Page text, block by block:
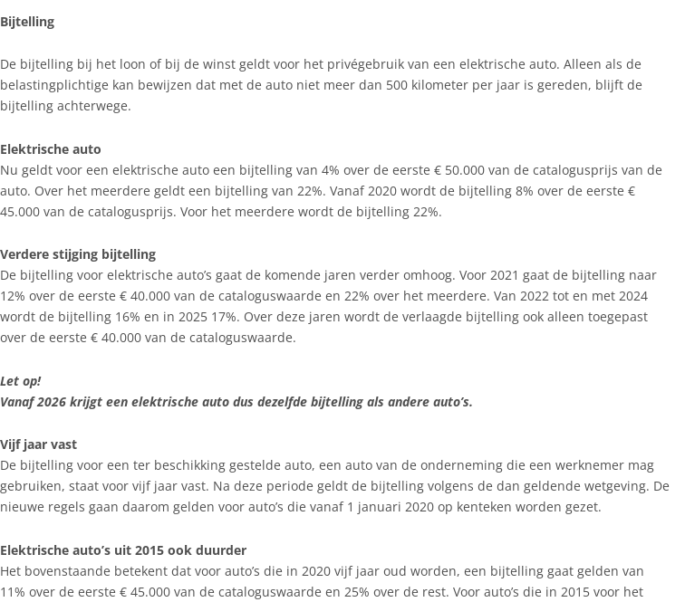
Bijtelling
De bijtelling bij het loon of bij de winst geldt voor het privégebruik van een elektrische auto. Alleen als de
belastingplichtige kan bewijzen dat met de auto niet meer dan 500 kilometer per jaar is gereden, blijft de
bijtelling achterwege.
Elektrische auto
Nu geldt voor een elektrische auto een bijtelling van 4% over de eerste € 50.000 van de catalogusprijs van de
auto. Over het meerdere geldt een bijtelling van 22%. Vanaf 2020 wordt de bijtelling 8% over de eerste €
45.000 van de catalogusprijs. Voor het meerdere wordt de bijtelling 22%.
Verdere stijging bijtelling
De bijtelling voor elektrische auto’s gaat de komende jaren verder omhoog. Voor 2021 gaat de bijtelling naar
12% over de eerste € 40.000 van de cataloguswaarde en 22% over het meerdere. Van 2022 tot en met 2024
wordt de bijtelling 16% en in 2025 17%. Over deze jaren wordt de verlaagde bijtelling ook alleen toegepast
over de eerste € 40.000 van de cataloguswaarde.
Let op!
Vanaf 2026 krijgt een elektrische auto dus dezelfde bijtelling als andere auto’s.
Vijf jaar vast
De bijtelling voor een ter beschikking gestelde auto, een auto van de onderneming die een werknemer mag
gebruiken, staat voor vijf jaar vast. Na deze periode geldt de bijtelling volgens de dan geldende wetgeving. De
nieuwe regels gaan daarom gelden voor auto’s die vanaf 1 januari 2020 op kenteken worden gezet.
Elektrische auto’s uit 2015 ook duurder
Het bovenstaande betekent dat voor auto’s die in 2020 vijf jaar oud worden, een bijtelling gaat gelden van
11% over de eerste € 45.000 van de cataloguswaarde en 25% over de rest. Voor auto’s die in 2015 voor het